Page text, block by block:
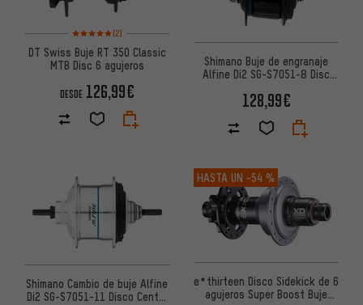
Valoración media: 5 de 5 basada en 2 reseñas
(2)
DT Swiss Buje RT 350 Classic
MTB Disc 6 agujeros
DESDE 126,99€
Shimano Buje de engranaje
Alfine Di2 SG-S7051-8 Disc
128,99€
Shimano Cambio de buje Alfine
Di2 SG-S7051-11 Disco Center
HASTA UN -54 %
e*thirteen Disco Sidekick de 6
agujeros Super Boost Buje